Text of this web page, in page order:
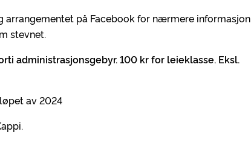
arrangementet på Facebook for nærmere informasjon
stevnet.
administrasjonsgebyr. 100 kr for leieklasse. Eksl.
av 2024